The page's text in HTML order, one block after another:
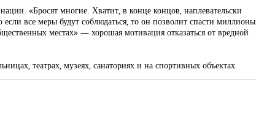
«Бросят многие. Хватит, в конце концов, наплевательски
все меры будут соблюдаться, то он позволит спасти миллионы
местах» — хорошая мотивация отказаться от вредной
театрах, музеях, санаториях и на спортивных объектах